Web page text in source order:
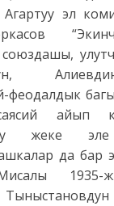
эл
феодалдык
айып
жеке
да бар
1935-